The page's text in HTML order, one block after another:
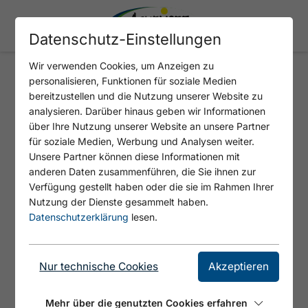
M1 - LOIPE BUCHAU
© Achensee Tourismus
Die Strecke verläuft direkt am See in
Datenschutz-Einstellungen
Wir verwenden Cookies, um Anzeigen zu
personalisieren, Funktionen für soziale Medien
bereitzustellen und die Nutzung unserer Website zu
analysieren. Darüber hinaus geben wir Informationen
über Ihre Nutzung unserer Website an unsere Partner
für soziale Medien, Werbung und Analysen weiter.
Unsere Partner können diese Informationen mit
anderen Daten zusammenführen, die Sie ihnen zur
Verfügung gestellt haben oder die sie im Rahmen Ihrer
Nutzung der Dienste gesammelt haben.
Datenschutzerklärung lesen.
Nur technische Cookies Akzeptieren
Mehr über die genutzten Cookies erfahren